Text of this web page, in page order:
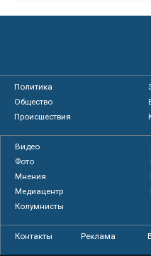
Политика
Общество
Происшествия
Видео
Фото
Мнения
Медиацентр
Колумнисты
Контакты Реклама